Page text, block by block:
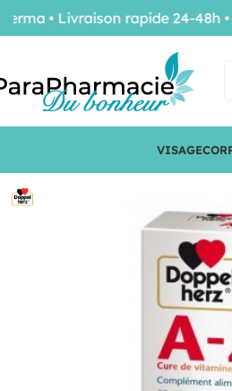
VISAGE
• Livraison rapide 24-48h •